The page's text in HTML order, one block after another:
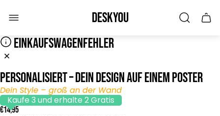
Laden-
Logo"
Deskyou
EINKAUFSWAGENFEHLER
Personalisiert – Dein Design auf einem Poster
Dein Style – groß an der Wand
Kaufe 3 und erhalte 2 Gratis
R
€14,95